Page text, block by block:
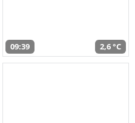
09:39 2,6 °C